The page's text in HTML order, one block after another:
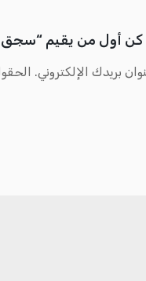
كن أول من يقيم “سجق
بريدك الإلكتروني.